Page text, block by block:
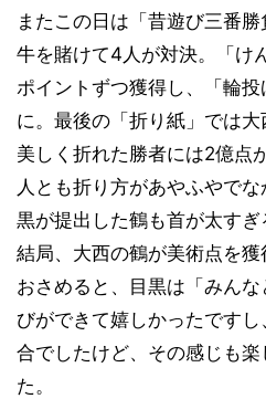
またこの日は「昔遊び三番
牛を賭けて4人が対決。「け
ポイントずつ獲得し、「輪
に。最後の「折り紙」では
美しく折れた勝者には2億点
人とも折り方があやふやで
黒が提出した鶴も首が太すぎ
結局、大西の鶴が美術点を
おさめると、目黒は「みん
びができて嬉しかったです
合でしたけど、その感じも
た。